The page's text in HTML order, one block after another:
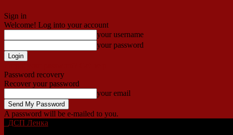
Sign in
Welcome! Log into your account
your username
your password
Password recovery
Recover your password
your email
A password will be e-mailed to you.
ДСП Ленка